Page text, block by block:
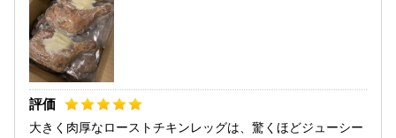
大きく肉厚なローストチキンレッグは、驚くほどジューシー